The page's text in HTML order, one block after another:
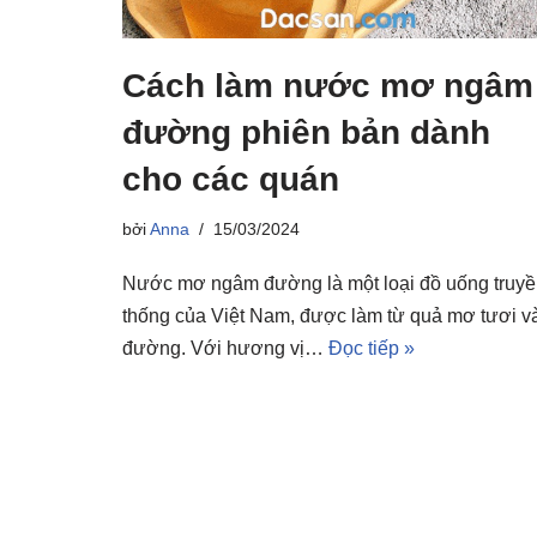
Cách làm nước mơ ngâm
đường phiên bản dành
cho các quán
bởiAnna 15/03/2024
Nước mơ ngâm đường là một loại đồ uống
thống của Việt Nam, được làm từ quả mơ tươi
đường. Với hương vị… Đọc tiếp »